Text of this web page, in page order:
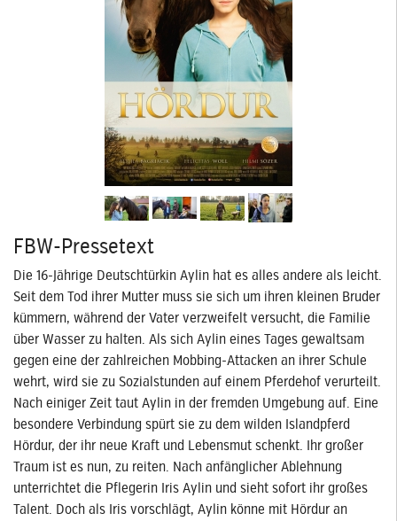
FBW-Pressetext
Die 16-Jährige Deutschtürkin Aylin hat es alles andere als leicht.
Seit dem Tod ihrer Mutter muss sie sich um ihren kleinen Bruder
kümmern, während der Vater verzweifelt versucht, die Familie
über Wasser zu halten. Als sich Aylin eines Tages gewaltsam
gegen eine der zahlreichen Mobbing-Attacken an ihrer Schule
wehrt, wird sie zu Sozialstunden auf einem Pferdehof verurteilt.
Nach einiger Zeit taut Aylin in der fremden Umgebung auf. Eine
besondere Verbindung spürt sie zu dem wilden Islandpferd
Hördur, der ihr neue Kraft und Lebensmut schenkt. Ihr großer
Traum ist es nun, zu reiten. Nach anfänglicher Ablehnung
unterrichtet die Pflegerin Iris Aylin und sieht sofort ihr großes
Talent. Doch als Iris vorschlägt, Aylin könne mit Hördur an